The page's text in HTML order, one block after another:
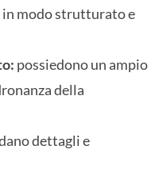
in modo strutturato e
possiedono un ampio
della
dettagli e